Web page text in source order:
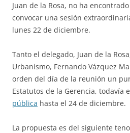
Juan de la Rosa, no ha
convocar una sesión
lunes 22 de diciembre.
Tanto el delegado, Juan de la
Urbanismo, Fernando Vázquez
orden del día de la reunión un
Estatutos de la Gerencia, todavía
pública hasta el 24 de diciembre.
La propuesta es del siguiente